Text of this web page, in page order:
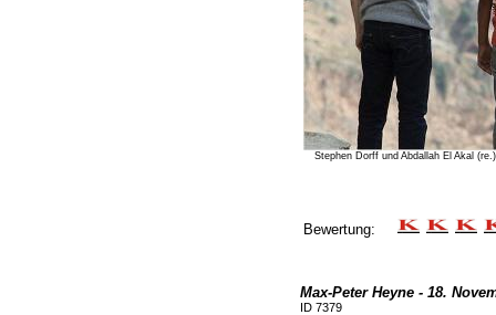
Stephen Dorff und Abdallah El Akal
Bewertung:
Max-Peter Heyne - 18.
ID 7379